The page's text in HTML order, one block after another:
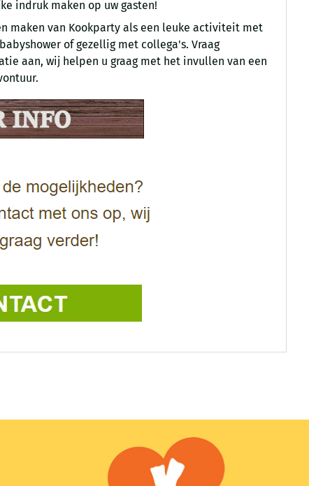
indruk maken op uw gasten!
maken van Kookparty als een leuke activiteit met
of gezellig met collega's. Vraag
aan, wij helpen u graag met het invullen van een